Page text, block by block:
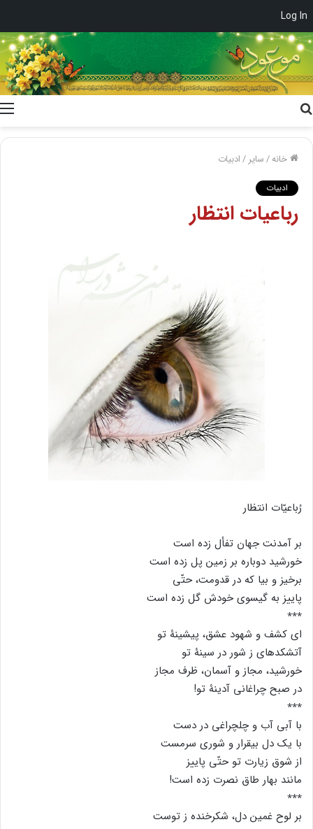
Log In
خانه/سایر /ادبیات
ادبیات
رباعیات انتظار
رُباعیّات انتظار
بر آمدنت جهان تفأل زده است
خورشید دوباره بر زمین پل زده است
برخیز و بیا که در قدومت، حتّی
پاییز به گیسوی خودش گل زده است
٭٭٭
ای کشف و شهود عشق، پیشینۀ تو
آتشکدهای ز شور در سینۀ تو
خورشید، مجاز و آسمان، ظرف مجاز
در صبح چراغانی آدینۀ تو!
٭٭٭
با آبی آب و چلچراغی در دست
با یک دل بیقرار و شوری سرمست
از شوق زیارت تو حتّی پاییز
مانند بهار طاق نصرت زده است!
٭٭٭
بر لوح غمین دل، شکرخنده ز توست